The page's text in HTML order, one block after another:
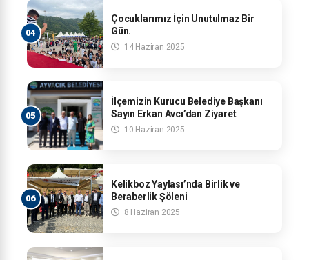
Çocuklarımız İçin Unutulmaz Bir
Gün.
14 Haziran 2025
İlçemizin Kurucu Belediye Başkanı
Sayın Erkan Avcı’dan Ziyaret
10 Haziran 2025
Kelikboz Yaylası’nda Birlik ve
Beraberlik Şöleni
8 Haziran 2025